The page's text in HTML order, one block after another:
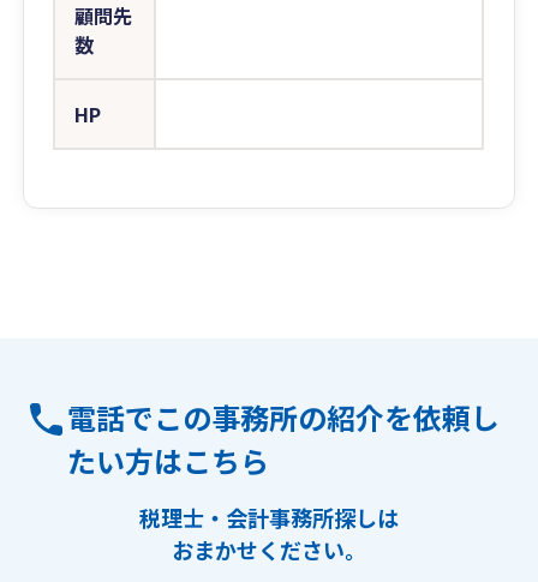
顧問先
数
HP
電話でこの事務所の紹介を依頼し
たい方はこちら
税理士・会計事務所探しは
おまかせください。